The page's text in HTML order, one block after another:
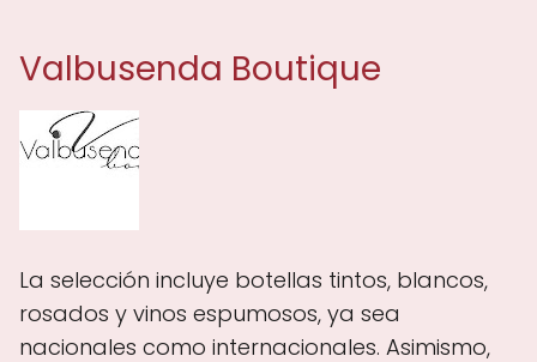
Valbusenda Boutique
La selección incluye botellas tintos, blancos,
rosados y vinos espumosos, ya sea
nacionales como internacionales. Asimismo,